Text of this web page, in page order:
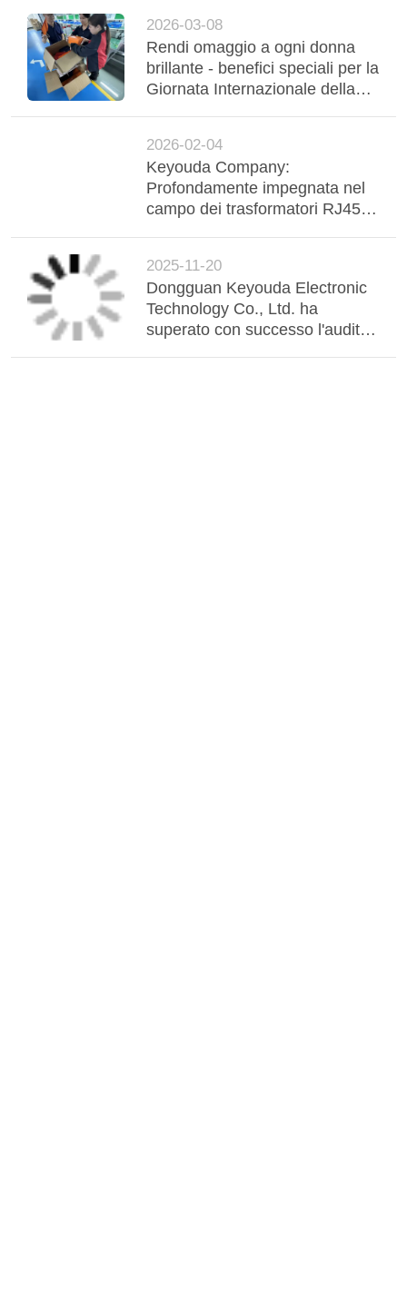
Related News
Rendi omaggio a ogni donna
brillante - benefici speciali per la
Giornata Internazionale della
Donna sono consegnati con
4:53 PM
Good day, what product are you looking for?